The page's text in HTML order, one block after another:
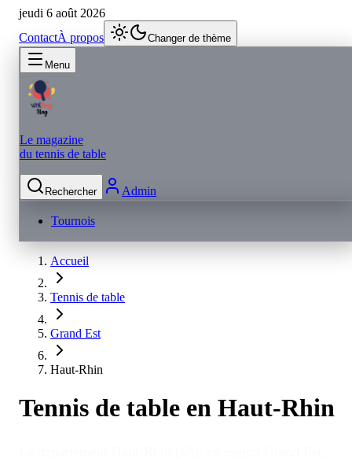
jeudi 6 août 2026
ContactÀ propos Changer de thème
Menu
Le magazine
du tennis de table
Rechercher Admin
Tournois
Accueil
Tennis de table
Grand Est
Haut-Rhin
Tennis de table en Haut-Rhin